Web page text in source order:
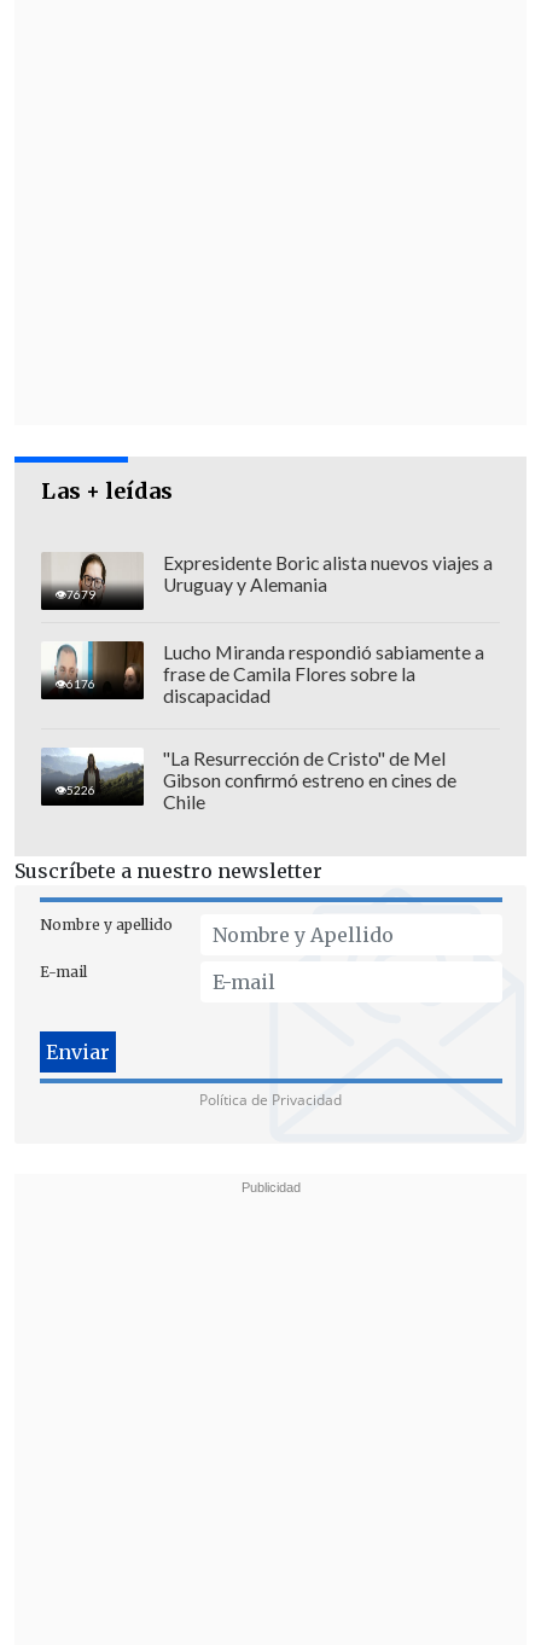
"La Emilia es una persona que no
solamente admiro, que amo, que respeto,
que me inspira (...) hoy estamos viviendo
una vida muy linda", agregó la figura
pública, que vive hace unos meses con la
Respecto a la posibilidad de contraer
matrimonio, Sammis dijo: "Obvio que nos
quiero estar para siempre.
conversado: el casamiento se viene
Las + leídas
7679
Expresidente Boric alista nuevos viajes a
Uruguay y Alemania
6176
Lucho Miranda respondió sabiamente a
frase de Camila Flores sobre la
discapacidad
5226
"La Resurrección de Cristo" de Mel
Gibson confirmó estreno en cines de
Chile
Suscríbete a nuestro newsletter
Nombre y apellido
E-mail
Política de Privacidad